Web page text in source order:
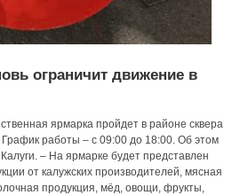
ограничит движение в
ярмарка пройдет в районе сквера
работы – с 09:00 до 18:00. Об этом
– На ярмарке будет представлен
от калужских производителей, мясная
продукция, мёд, овощи, фрукты,